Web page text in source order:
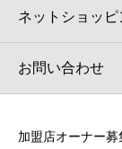
ネットショッピ
お問い合わせ
加盟店オーナー募